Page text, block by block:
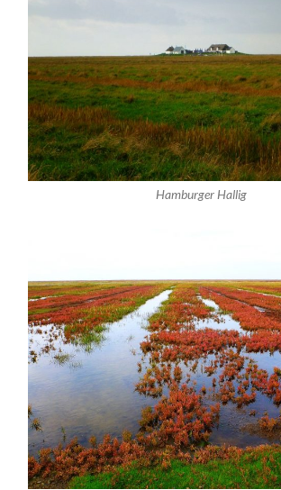
Hamburger Hallig